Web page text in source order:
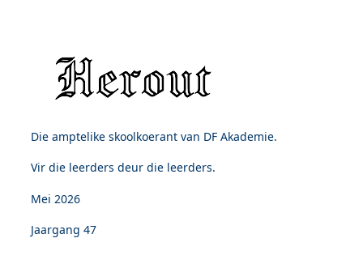
Die amptelike skoolkoerant van DF Akademie.
Vir die leerders deur die leerders.
Mei 2026
Jaargang 47